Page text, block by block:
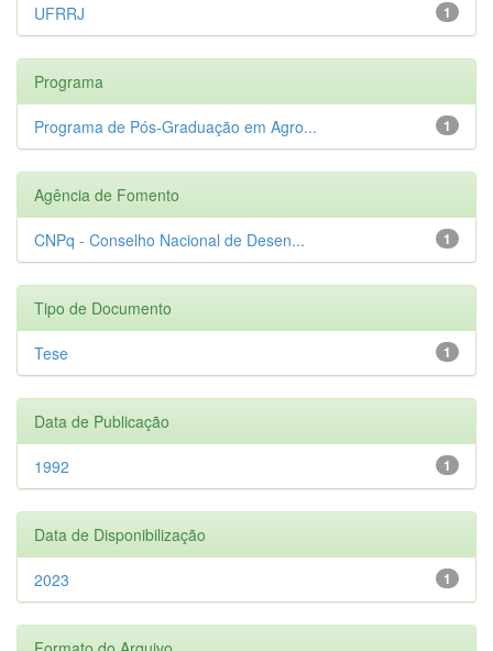
1
UFRRJ
Programa
1
Programa de Pós-Graduação em Agro...
Agência de Fomento
1
CNPq - Conselho Nacional de Desen...
Tipo de Documento
1
Tese
Data de Publicação
1
1992
Data de Disponibilização
1
2023